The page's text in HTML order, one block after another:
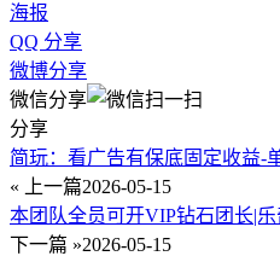
海报
QQ 分享
微博分享
微信分享
分享
简玩：看广告有保底固定收益-
« 上一篇2026-05-15
本团队全员可开VIP钻石团长|
下一篇 »2026-05-15